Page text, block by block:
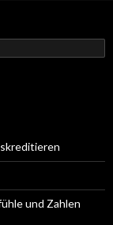
und Zahlen